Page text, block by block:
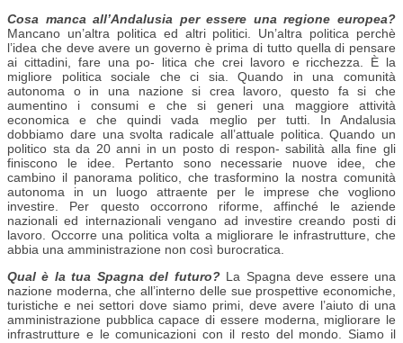
Cosa manca all’Andalusia per essere una regione europea?
Mancano un’altra politica ed altri politici. Un’altra politica perchè
l’idea che deve avere un governo è prima di tutto quella di pensare
ai cittadini, fare una po- litica che crei lavoro e ricchezza. È la
migliore politica sociale che ci sia. Quando in una comunità
autonoma o in una nazione si crea lavoro, questo fa si che
aumentino i consumi e che si generi una maggiore attività
economica e che quindi vada meglio per tutti. In Andalusia
dobbiamo dare una svolta radicale all’attuale politica. Quando un
politico sta da 20 anni in un posto di respon- sabilità alla fine gli
finiscono le idee. Pertanto sono necessarie nuove idee, che
cambino il panorama politico, che trasformino la nostra comunità
autonoma in un luogo attraente per le imprese che vogliono
investire. Per questo occorrono riforme, affinché le aziende
nazionali ed internazionali vengano ad investire creando posti di
lavoro. Occorre una politica volta a migliorare le infrastrutture, che
abbia una amministrazione non così burocratica.
Qual è la tua Spagna del futuro? La Spagna deve essere una
nazione moderna, che all’interno delle sue prospettive economiche,
turistiche e nei settori dove siamo primi, deve avere l’aiuto di una
amministrazione pubblica capace di essere moderna, migliorare le
infrastrutture e le comunicazioni con il resto del mondo. Siamo il